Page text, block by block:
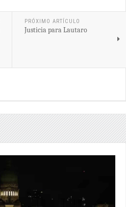
PRÓXIMO ARTÍCULO
Justicia para Lautaro